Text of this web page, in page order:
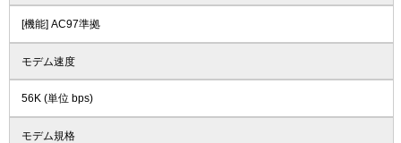
[機能] AC97準拠
モデム速度
56K (単位 bps)
モデム規格